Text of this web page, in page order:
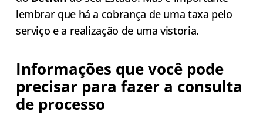
lembrar que há a cobrança de uma taxa pelo
serviço e a realização de uma vistoria.
Informações que você pode
precisar para fazer a consulta
de processo